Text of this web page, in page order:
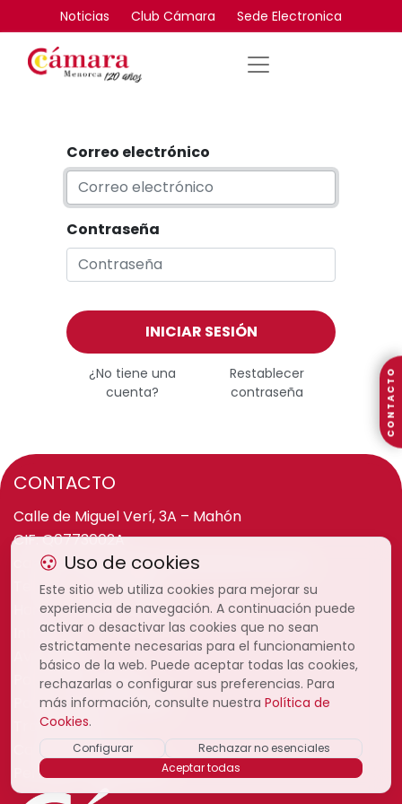
Noticias Club Cámara Sede Electronica
Correo electrónico
Contraseña
INICIAR SESIÓN
¿No tiene una
cuenta?
Restablecer
contraseña
CONTACTO
Calle de Miguel Verí, 3A – Mahón
CIF: Q0773002A
camaramenorca@camaramenorca.com
Teléfono: 971 36 31 94
Horario: 7:00h - 15:00h
Intranet
Aviso legal
Política de cookies
Política de privacidad
Transparencia
Canal de denuncias
Perfil del contratante
Uso de cookies
Este sitio web utiliza cookies para mejorar su
experiencia de navegación. A continuación puede
activar o desactivar las cookies que no sean
estrictamente necesarias para el funcionamiento
básico de la web. Puede aceptar todas las cookies,
rechazarlas o configurar sus preferencias. Para
más información, consulte nuestra Política de
Cookies.
Configurar
Rechazar no esenciales
Aceptar todas
CONTACTO